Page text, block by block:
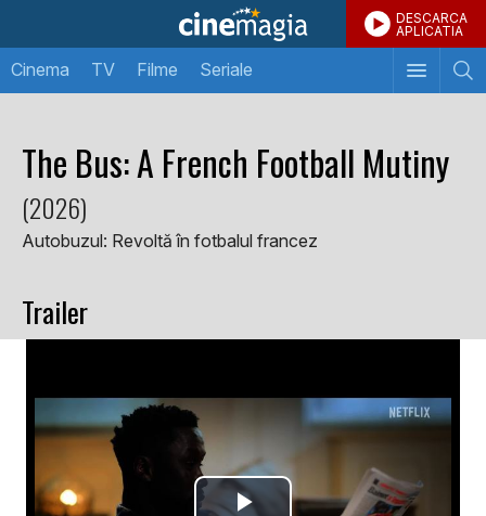
DESCARCA
APLICATIA
Cinema TV Filme Seriale
The Bus: A French Football Mutiny
(2026)
Autobuzul: Revoltă în fotbalul francez
Trailer